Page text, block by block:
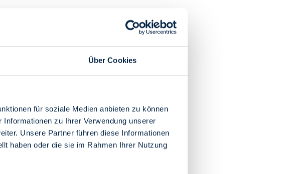
Über Cookies
für soziale Medien anbieten zu können
zu Ihrer Verwendung unserer
Unsere Partner führen diese Informationen
haben oder die sie im Rahmen Ihrer Nutzung